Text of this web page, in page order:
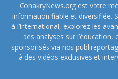
ConakryNews.org est votre
information fiable et diversifiée.
à l’international, explorez les
des analyses sur
sponsorisés via nos
à des vidéos exclusives et